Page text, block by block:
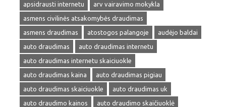
apsidrausti internetu
arv vairavimo mokykla
asmens civilinės atsakomybės draudimas
asmens draudimas
atostogos palangoje
audėjo baldai
auto draudimas
auto draudimas internetu
auto draudimas internetu skaiciuokle
auto draudimas kaina
auto draudimas pigiau
auto draudimas skaiciuokle
auto draudimas uk
auto draudimo kainos
auto draudimo skaičiuoklė